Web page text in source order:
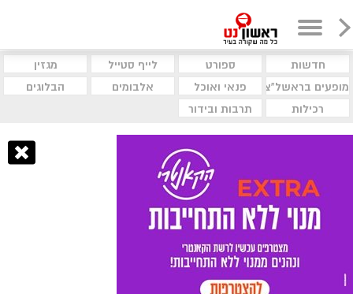
חדשות ספורט לייף סטייל
מגזין
מופעים בראשל"צ
פנאי ואוכל אלבומים
הבלוגים
רכילות
תרבות ובידור